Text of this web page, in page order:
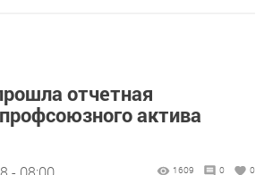
отчетная
актива
1609 0 0